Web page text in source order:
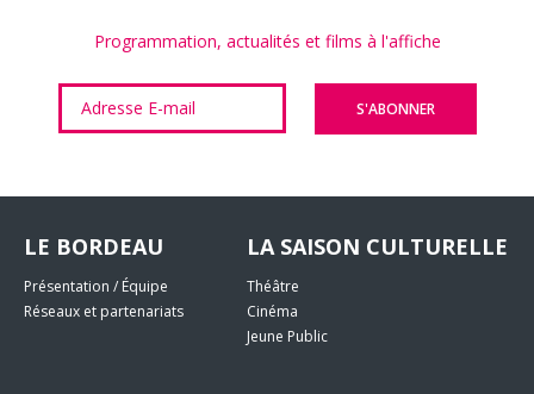
Programmation, actualités et films à l'affiche
LE BORDEAU
Présentation / Équipe
Réseaux et partenariats
LA SAISON CULTURELLE
Théâtre
Cinéma
Jeune Public